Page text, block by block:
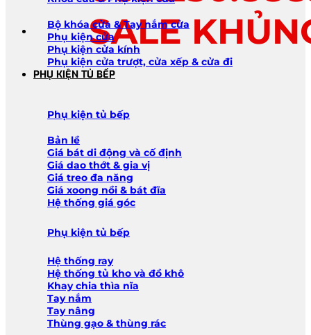
SALE
Bộ khóa cửa & Tay nắm cửa
Phụ kiện cửa
Phụ kiện cửa kính
Phụ kiện cửa trượt, cửa xếp & cửa đi
PHỤ KIỆN TỦ BẾP
Phụ kiện tủ bếp
Bản lề
Giá bát di động và cố định
Giá dao thớt & gia vị
Giá treo đa năng
Giá xoong nồi & bát đĩa
Hệ thống giá góc
Phụ kiện tủ bếp
Hệ thống ray
Hệ thống tủ kho và đồ khô
Khay chia thìa nĩa
Tay nắm
Tay nâng
Thùng gạo & thùng rác